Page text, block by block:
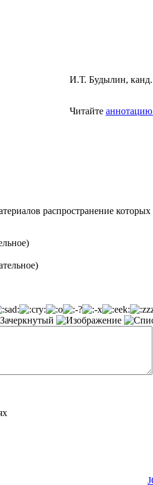
И.Т. Будылин, канд.
Читайте
распространение